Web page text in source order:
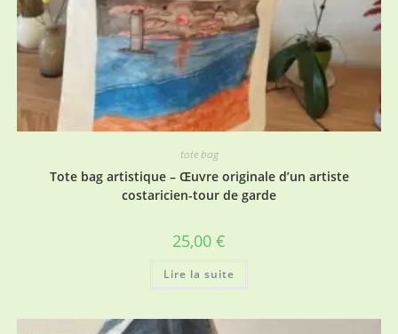
tote bag
Tote bag artistique – Œuvre originale d’un artiste
costaricien-tour de garde
25,00 €
Lire la suite